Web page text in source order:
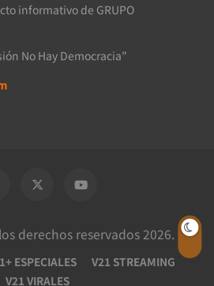
informativo de GRUPO
No Hay Democracia"
derechos reservados 2026.
ESPECIALES
V21 STREAMING
V21 VIRALES